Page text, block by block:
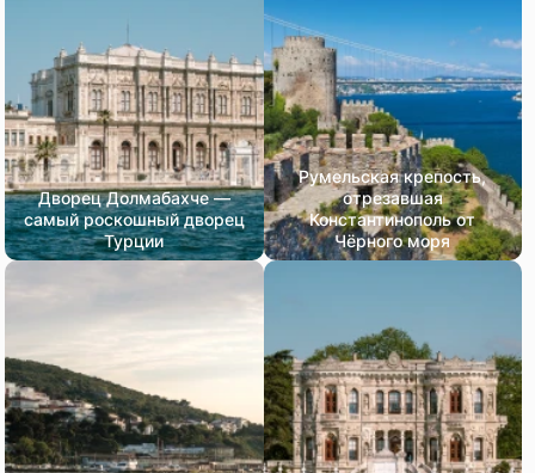
Дворец Долмабахче —
самый роскошный дворец
Турции
Румельская крепость,
отрезавшая
Константинополь от
Чёрного моря